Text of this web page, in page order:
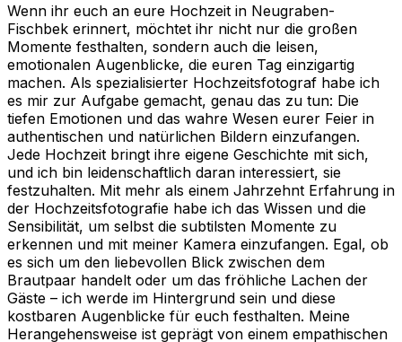
Wenn ihr euch an eure Hochzeit in Neugraben-
Fischbek erinnert, möchtet ihr nicht nur die großen
Momente festhalten, sondern auch die leisen,
emotionalen Augenblicke, die euren Tag einzigartig
machen. Als spezialisierter Hochzeitsfotograf habe ich
es mir zur Aufgabe gemacht, genau das zu tun: Die
tiefen Emotionen und das wahre Wesen eurer Feier in
authentischen und natürlichen Bildern einzufangen.
Jede Hochzeit bringt ihre eigene Geschichte mit sich,
und ich bin leidenschaftlich daran interessiert, sie
festzuhalten. Mit mehr als einem Jahrzehnt Erfahrung in
der Hochzeitsfotografie habe ich das Wissen und die
Sensibilität, um selbst die subtilsten Momente zu
erkennen und mit meiner Kamera einzufangen. Egal, ob
es sich um den liebevollen Blick zwischen dem
Brautpaar handelt oder um das fröhliche Lachen der
Gäste – ich werde im Hintergrund sein und diese
kostbaren Augenblicke für euch festhalten. Meine
Herangehensweise ist geprägt von einem empathischen